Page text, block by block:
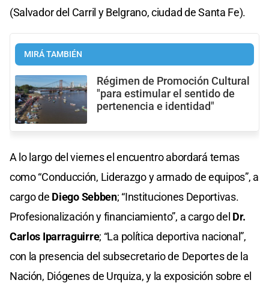
(Salvador del Carril y Belgrano, ciudad de Santa Fe).
MIRÁ TAMBIÉN
Régimen de Promoción Cultural
"para estimular el sentido de
pertenencia e identidad"
A lo largo del viernes el encuentro abordará temas
como “Conducción, Liderazgo y armado de equipos”, a
cargo de Diego Sebben; “Instituciones Deportivas.
Profesionalización y financiamiento”, a cargo del Dr.
Carlos Iparraguirre; “La política deportiva nacional”,
con la presencia del subsecretario de Deportes de la
Nación, Diógenes de Urquiza, y la exposición sobre el